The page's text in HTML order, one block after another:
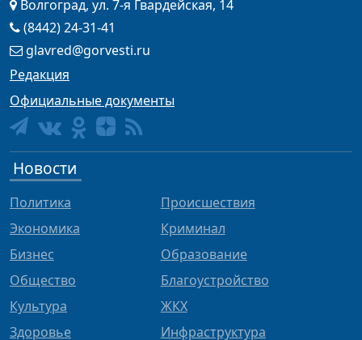
Волгоград, ул. 7-я Гвардейская, 14
(8442) 24-31-41
glavred@gorvesti.ru
Редакция
Официальные документы
Новости
Политика
Экономика
Бизнес
Общество
Культура
Здоровье
Происшествия
Криминал
Образование
Благоустройство
ЖКХ
Инфраструктура